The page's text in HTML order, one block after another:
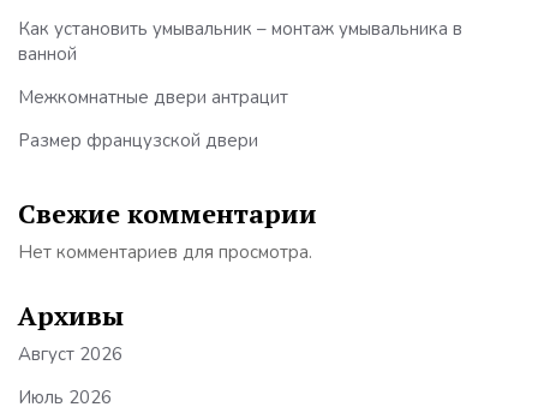
Как установить умывальник – монтаж умывальника в
ванной
Межкомнатные двери антрацит
Размер французской двери
Свежие комментарии
Нет комментариев для просмотра.
Архивы
Август 2026
Июль 2026